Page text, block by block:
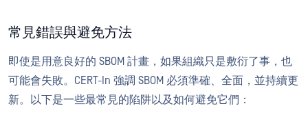
常見錯誤與避免方法
即使是用意良好的 SBOM 計畫，如果組織只是敷衍了事，也
可能會失敗。CERT-In 強調 SBOM 必須準確、全面，並持續更
新。以下是一些最常見的陷阱以及如何避免它們：